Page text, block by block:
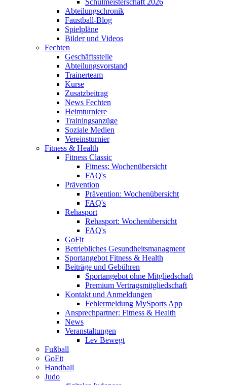
Abteilungschronik
Faustball-Blog
Spielpläne
Bilder und Videos
Fechten
Geschäftsstelle
Abteilungsvorstand
Trainerteam
Kurse
Zusatzbeitrag
News Fechten
Heimturniere
Trainingsanzüge
Soziale Medien
Vereinsturnier
Fitness & Health
Fitness Classic
Fitness: Wochenübersicht
FAQ's
Prävention
Prävention: Wochenübersicht
FAQ's
Rehasport
Rehasport: Wochenübersicht
FAQ's
GoFit
Betriebliches Gesundheitsmanagment
Sportangebot Fitness & Health
Beiträge und Gebühren
Sportangebot ohne Mitgliedschaft
Premium Vertragsmitgliedschaft
Kontakt und Anmeldungen
Fehlermeldung MySports App
Ansprechpartner: Fitness & Health
News
Veranstaltungen
Lev Bewegt
Fußball
GoFit
Handball
Judo